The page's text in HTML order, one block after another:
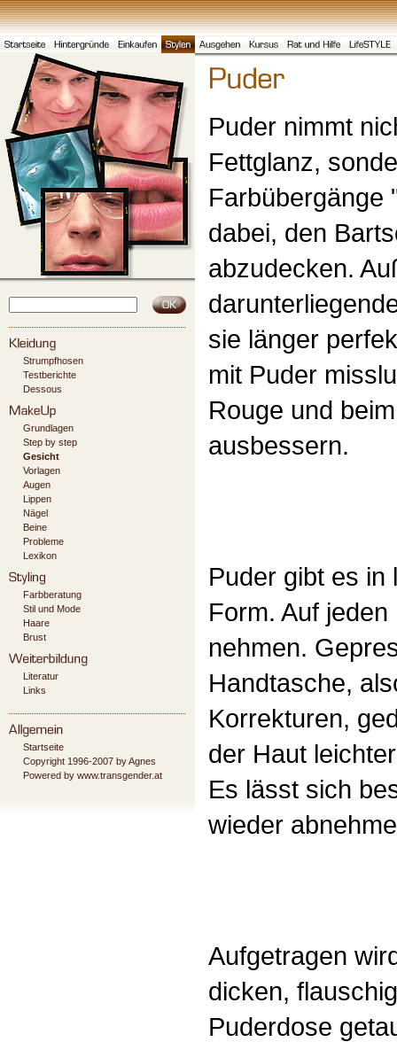
Strumpfhosen
Testberichte
Dessous
Grundlagen
Step by step
Gesicht
Vorlagen
Augen
Lippen
Nägel
Beine
Probleme
Lexikon
Farbberatung
Stil und Mode
Haare
Brust
Literatur
Links
Startseite
Copyright 1996-2007 by Agnes
Powered by www.transgender.at
Puder nimmt
Fettglanz,
Farbübergänge
dabei, den
abzudecken.
sie länger
mit Puder
Rouge und
ausbessern.
Puder gibt es in
Form. Auf
nehmen.
Handtasche,
Korrekturen,
der Haut
Es lässt sich
wieder
Aufgetragen
dicken,
Puderdose